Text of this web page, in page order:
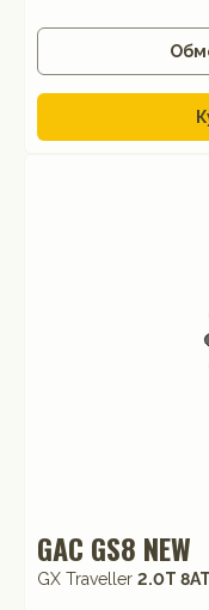
GAC GS8 NEW
GX Traveller 2.0T